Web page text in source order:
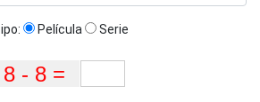
Película Serie